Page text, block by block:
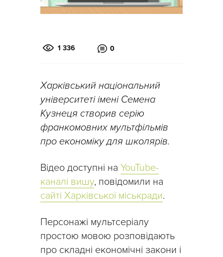
1 336 0
Харківський національний
університеті імені Семена
Кузнеця створив серію
франкомовних мультфільмів
про економіку для школярів.
Відео доступні на YouTube-
каналі вишу, повідомили на
сайті Харківської міськради.
Персонажі мультсеріалу
простою мовою розповідають
про складні економічні закони і